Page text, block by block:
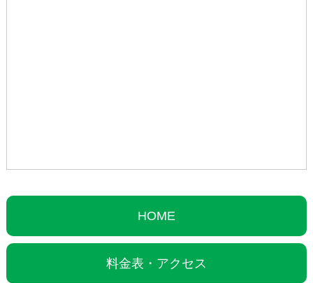
HOME
料金表・アクセス